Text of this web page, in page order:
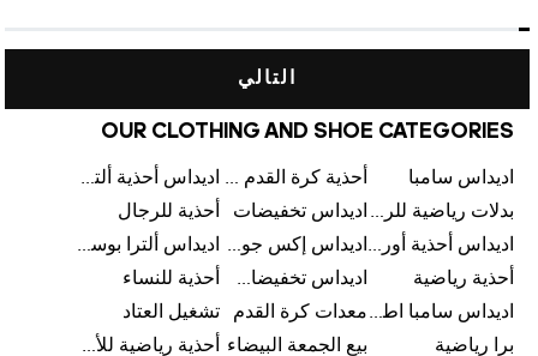
التالي
OUR CLOTHING AND SHOE CATEGORIES
اديداس سامبا أحذية كرة القدم للرجال
اديداس أحذية ألترا بوست للرجال
بدلات رياضية للرجال اديداس تخفيضات
أحذية للرجال
اديداس أحذية أورجينالز
اديداس إكس جود بيلينغهام
اديداس ألترا بوست
أحذية رياضية
اديداس تخفيضات للأطفال
أحذية للنساء
اديداس سامبا اطفالمعدات كرة القدم
تشغيل العتاد
برا رياضية
بيع الجمعة البيضاء
أحذية رياضية للأطفال